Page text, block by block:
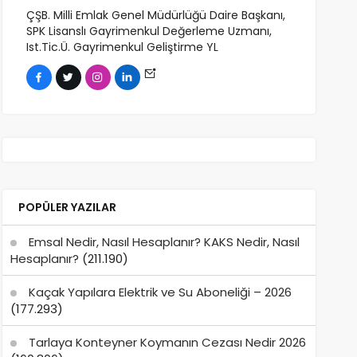
ÇŞB. Milli Emlak Genel Müdürlüğü Daire Başkanı,
SPK Lisanslı Gayrimenkul Değerleme Uzmanı,
Ist.Tic.Ü. Gayrimenkul Geliştirme YL
POPÜLER YAZILAR
Emsal Nedir, Nasıl Hesaplanır? KAKS Nedir, Nasıl
Hesaplanır? (211.190)
Kaçak Yapılara Elektrik ve Su Aboneliği – 2026
(177.293)
Tarlaya Konteyner Koymanın Cezası Nedir 2026